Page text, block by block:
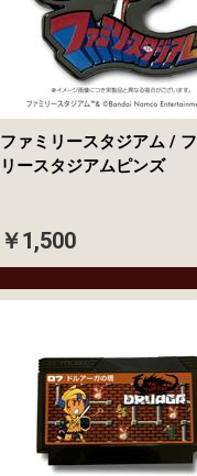
ファミリースタジアム /
リースタジアムピンズ
￥1,500